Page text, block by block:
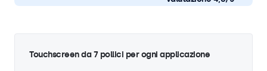
Touchscreen da 7 pollici per ogni applicazione